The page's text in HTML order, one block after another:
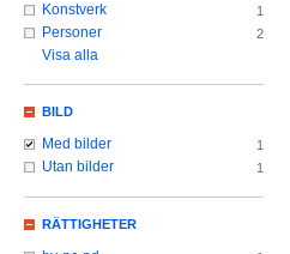
Konstverk 1
Personer 2
Visa alla
BILD
Med bilder 1
Utan bilder 1
RÄTTIGHETER